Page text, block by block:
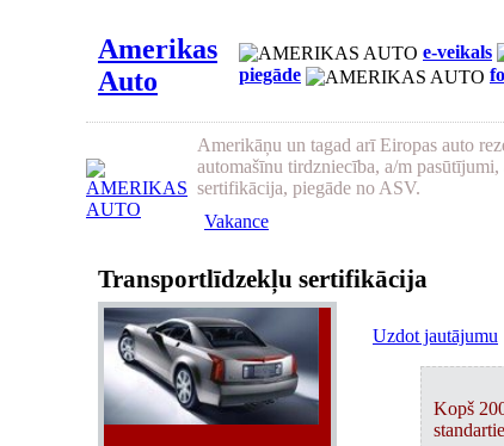
Amerikas
Auto
e-veikals
piegāde
Amerikāņu un tagad arī Eiropas auto
automašīnu tirdzniecība, a/m
sertifikācija, piegāde no ASV.
Vakance
Transportlīdzekļu sertifikācija
Uzdot jautājumu
Kopš